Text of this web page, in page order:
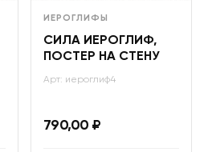
ИЕРОГЛИФЫ
СИЛА ИЕРОГЛИФ,
ПОСТЕР НА СТЕНУ
Арт: иероглиф4
790,00 ₽